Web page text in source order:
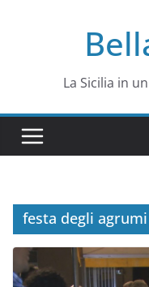
La Sicilia in
festa degli agrumi